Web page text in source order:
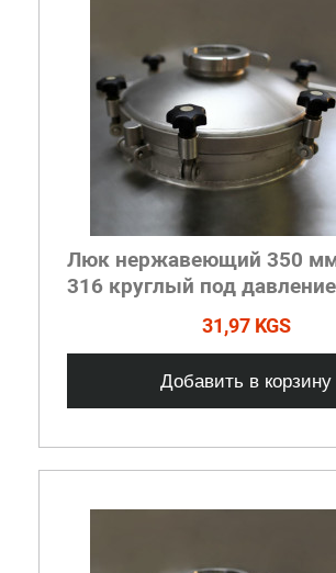
Люк нержавеющий 350
316 круглый под давление
31,97 KGS
Добавить в корзину